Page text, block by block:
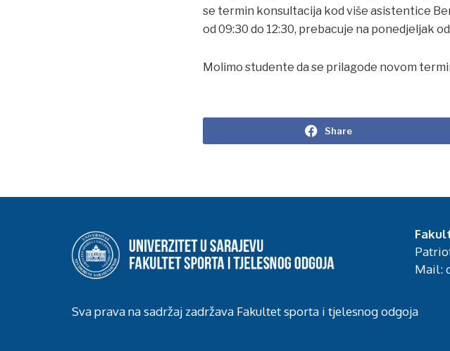
se termin konsultacija kod više asistentice
od 09:30 do 12:30, prebacuje na ponedjeljak
Molimo studente da se prilagode novom
Share
Mail:
Sva prava na sadržaj zadržava Fakultet sporta i tjelesnog odgoja